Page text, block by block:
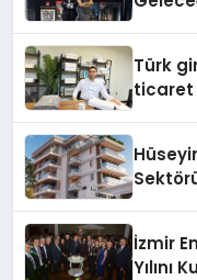
Türk
ticaret
İzmir
Yılını